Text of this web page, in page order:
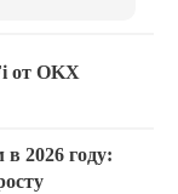
от OKX
2026 году: